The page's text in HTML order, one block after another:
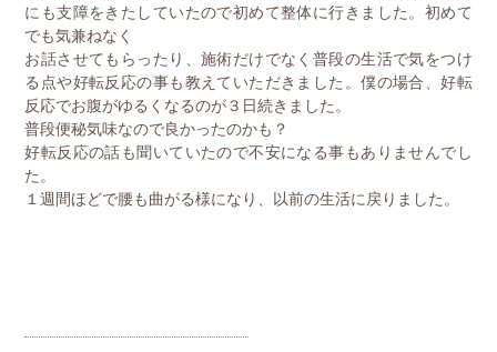
にも支障をきたしていたので初めて整体に行きました。初めて
でも気兼ねなく
お話させてもらったり、施術だけでなく普段の生活で気をつけ
る点や好転反応の事も教えていただきました。僕の場合、好転
反応でお腹がゆるくなるのが３日続きました。
普段便秘気味なので良かったのかも？
好転反応の話も聞いていたので不安になる事もありませんでし
た。
１週間ほどで腰も曲がる様になり、以前の生活に戻りました。